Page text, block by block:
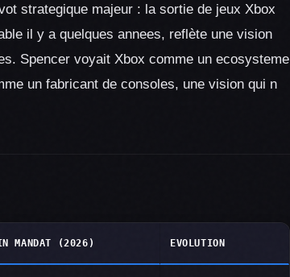
strategique majeur : la sortie de jeux Xbox
il y a quelques annees, reflète une vision
Spencer voyait Xbox comme un ecosysteme
un fabricant de consoles, une vision qui n
MANDAT (2026) EVOLUTION